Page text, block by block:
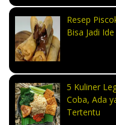
Resep
Bisa Jadi
5 Kuliner
Coba, Ada
Tertentu